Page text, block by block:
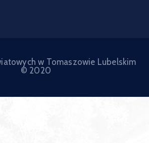
w Tomaszowie Lubelskim
© 2020